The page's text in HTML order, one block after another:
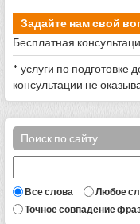
Задайте нам свой
Бесплатная
* услуги по подготовке
консультации не
Поиск по сайту
Все слова
Любое
Точное совпадение